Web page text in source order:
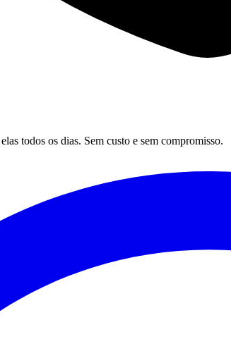
todos os dias. Sem custo e sem compromisso.